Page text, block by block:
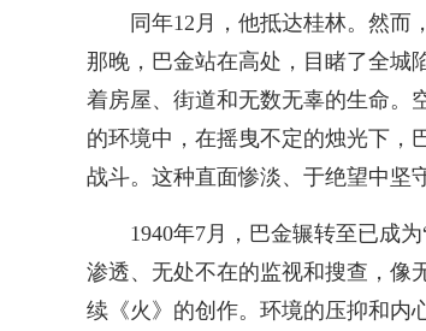
同年12月，他抵达桂林。然而
那晚，巴金站在高处，目睹了全城
着房屋、街道和无数无辜的生命。
的环境中，在摇曳不定的烛光下，
战斗。这种直面惨淡、于绝望中坚
1940年7月，巴金辗转至已成
渗透、无处不在的监视和搜查，像
续《火》的创作。环境的压抑和内